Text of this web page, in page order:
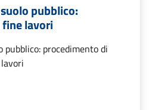
pubblico:
lavori
pubblico: procedimento di